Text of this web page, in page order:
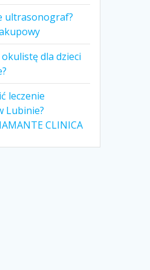
ultrasonograf?
dla dzieci
leczenie
Lubinie?
CLINICA